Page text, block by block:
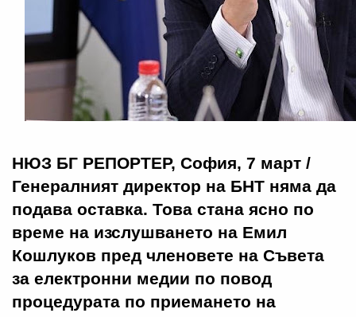
НЮЗ БГ РЕПОРТЕР, София, 7 март /
Генералният директор на БНТ няма да
подава оставка. Това стана ясно по
време на изслушването на Емил
Кошлуков пред членовете на Съвета
за електронни медии по повод
процедурата по приемането на